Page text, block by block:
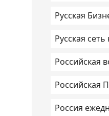
Русская
Русская
Российская
Российская
Россия